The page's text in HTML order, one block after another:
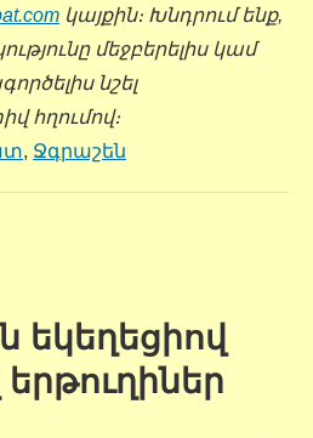
կայքին։ Խնդրում ենք,
մեջբերելիս կամ
նշել
հղումով։
, Ջգրաշեն
եկեղեցիով